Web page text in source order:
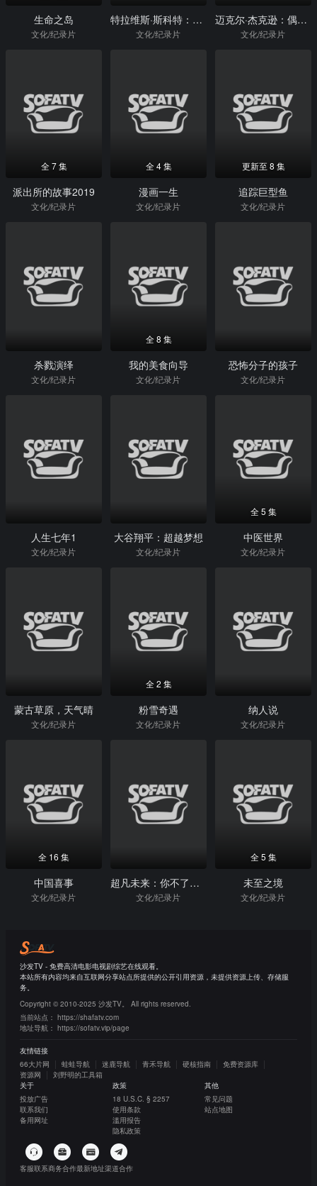
生命之岛
文化/纪录片
特拉维斯·斯科特：妈妈你看，我会飞
文化/纪录片
迈克尔·杰克逊：偶像的一生
文化/纪录片
全 7 集
派出所的故事2019
文化/纪录片
全 4 集
漫画一生
文化/纪录片
更新至 8 集
追踪巨型鱼
文化/纪录片
杀戮演绎
文化/纪录片
全 8 集
我的美食向导
文化/纪录片
恐怖分子的孩子
文化/纪录片
人生七年1
文化/纪录片
大谷翔平：超越梦想
文化/纪录片
全 5 集
中医世界
文化/纪录片
蒙古草原，天气晴
文化/纪录片
全 2 集
粉雪奇遇
文化/纪录片
纳人说
文化/纪录片
全 16 集
中国喜事
文化/纪录片
超凡未来：你不了解的中国科学故事
文化/纪录片
全 5 集
未至之境
文化/纪录片
沙发TV - 免费高清电影电视剧综艺在线观看。
本站所有内容均来自互联网分享站点所提供的公开引用资源，未提供资源上传、存储服
务。
Copyright © 2010-2025 沙发TV。 All rights reserved.
当前站点： https://shafatv.com
地址导航： https://sofatv.vip/page
友情链接
66大片网
蛙蛙导航 迷鹿导航 青禾导航 硬核指南
免费资源库
资源网
刘野明的工具箱
关于
投放广告
联系我们
备用网址
政策
18 U.S.C. § 2257
使用条款
滥用报告
隐私政策
其他
常见问题
站点地图
客服联系商务合作最新地址渠道合作